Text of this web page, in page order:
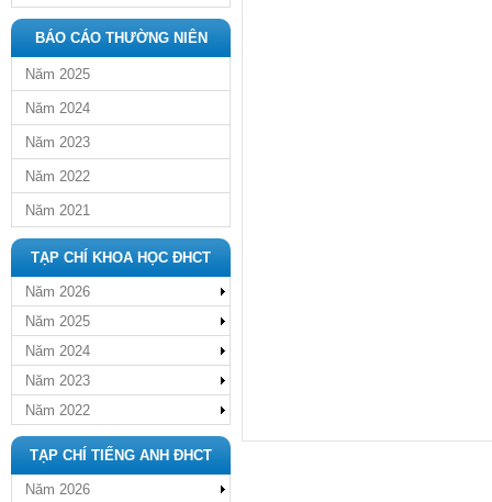
BÁO CÁO THƯỜNG NIÊN
Năm 2025
Năm 2024
Năm 2023
Năm 2022
Năm 2021
TẠP CHÍ KHOA HỌC ĐHCT
Năm 2026
Năm 2025
Năm 2024
Năm 2023
Năm 2022
TẠP CHÍ TIẾNG ANH ĐHCT
Năm 2026